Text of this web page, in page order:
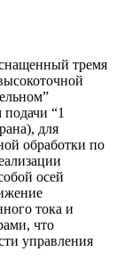
тремя
“1
для
обработки по
осей
тока и
что
управления